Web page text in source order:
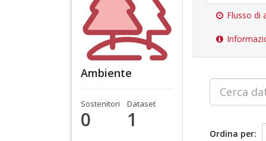
Ambiente
Sostenitori
0
Dataset
1
Flusso di
Ordina per